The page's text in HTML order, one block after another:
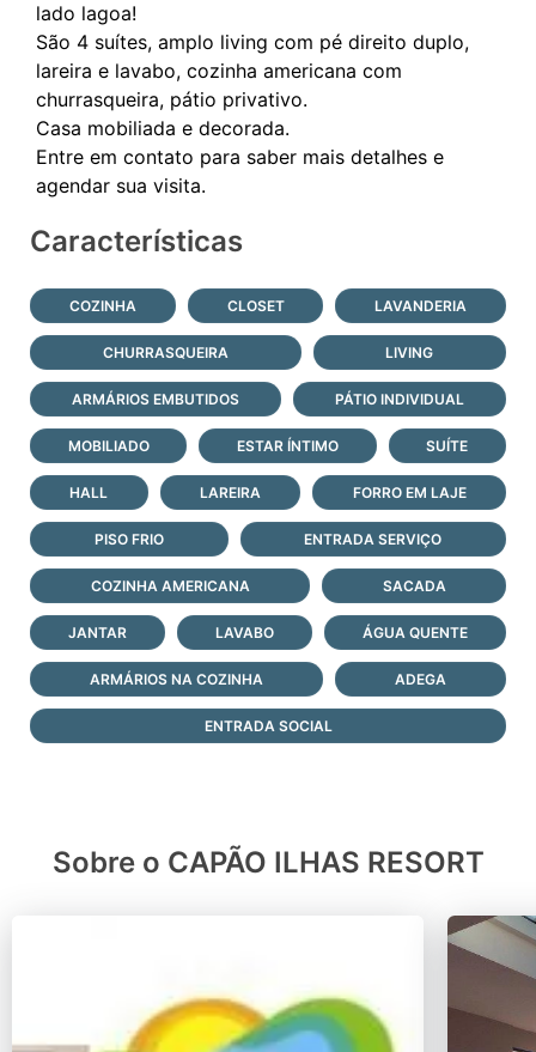
lado lagoa!
São 4 suítes, amplo living com pé direito duplo,
lareira e lavabo, cozinha americana com
churrasqueira, pátio privativo.
Casa mobiliada e decorada.
Entre em contato para saber mais detalhes e
Características
COZINHA CLOSET LAVANDERIA
CHURRASQUEIRA LIVING
ARMÁRIOS EMBUTIDOS PÁTIO INDIVIDUAL
MOBILIADO ESTAR ÍNTIMO SUÍTE
HALL LAREIRA FORRO EM LAJE
PISO FRIO ENTRADA SERVIÇO
COZINHA AMERICANA SACADA
JANTAR LAVABO ÁGUA QUENTE
ARMÁRIOS NA COZINHA ADEGA
ENTRADA SOCIAL
Sobre o CAPÃO ILHAS RESORT